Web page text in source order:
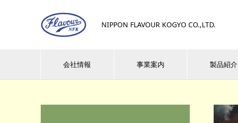
NIPPON FLAVOUR KOGYO CO.,LTD.
会社情報 事業案内 製品紹介